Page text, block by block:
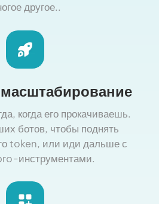
другое..
когда его прокачиваешь.
ботов, чтобы поднять
token, или иди дальше с
инструментами.